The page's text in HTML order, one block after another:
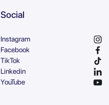
Social
Instagram
Facebook
TikTok
Linkedin
YouTube